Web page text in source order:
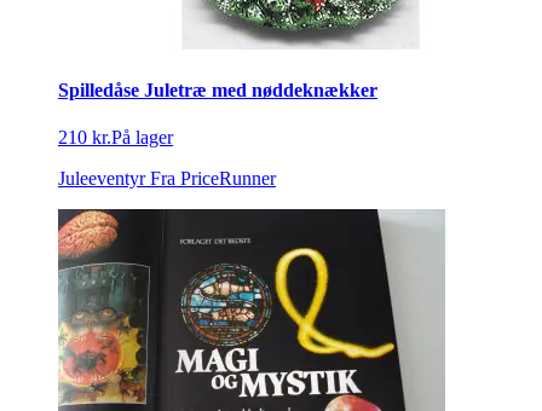
Spilledåse Juletræ med nøddeknækker
210 kr.På lager
Juleeventyr Fra PriceRunner